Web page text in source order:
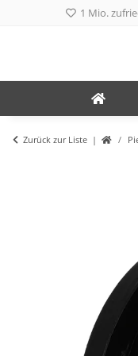
1 Mio.
Zurück zur Liste